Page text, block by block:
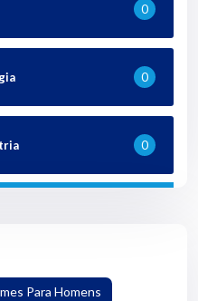
0
0
0
Para Homens